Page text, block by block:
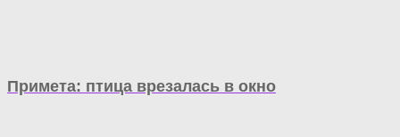
Примета: птица врезалась в окно